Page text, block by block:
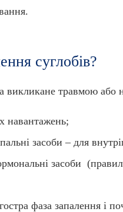
суглобів?
викликане травмою або
навантажень;
засоби – для
засоби
фаза запалення і